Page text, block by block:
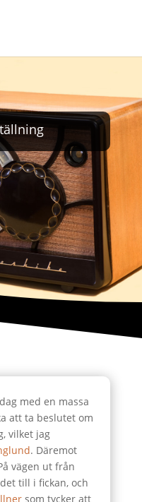
med en massa
att ta beslutet om
vilket jag
. Däremot
vägen ut från
till i fickan, och
som tycker att